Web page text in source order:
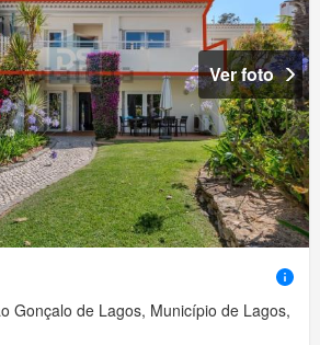
Ver foto
Gonçalo de Lagos, Município de Lagos,